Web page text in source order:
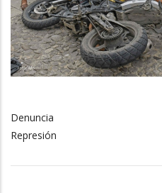
Denuncia
Represión